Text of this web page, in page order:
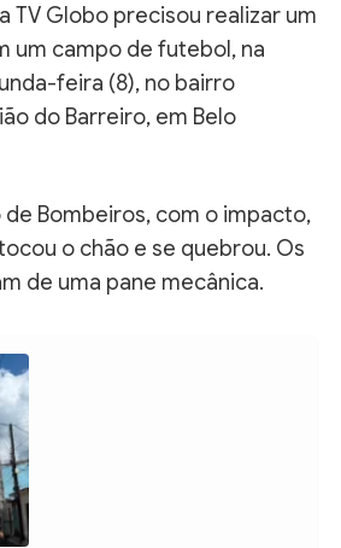
TV Globo precisou realizar um
um campo de futebol, na
feira (8), no bairro
do Barreiro, em Belo
Bombeiros, com o impacto,
o chão e se quebrou. Os
de uma pane mecânica.